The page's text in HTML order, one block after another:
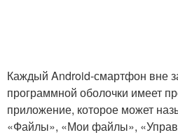
Каждый Android-смартфон вне
программной оболочки имеет
приложение, которое может
«Файлы», «Мои файлы»,